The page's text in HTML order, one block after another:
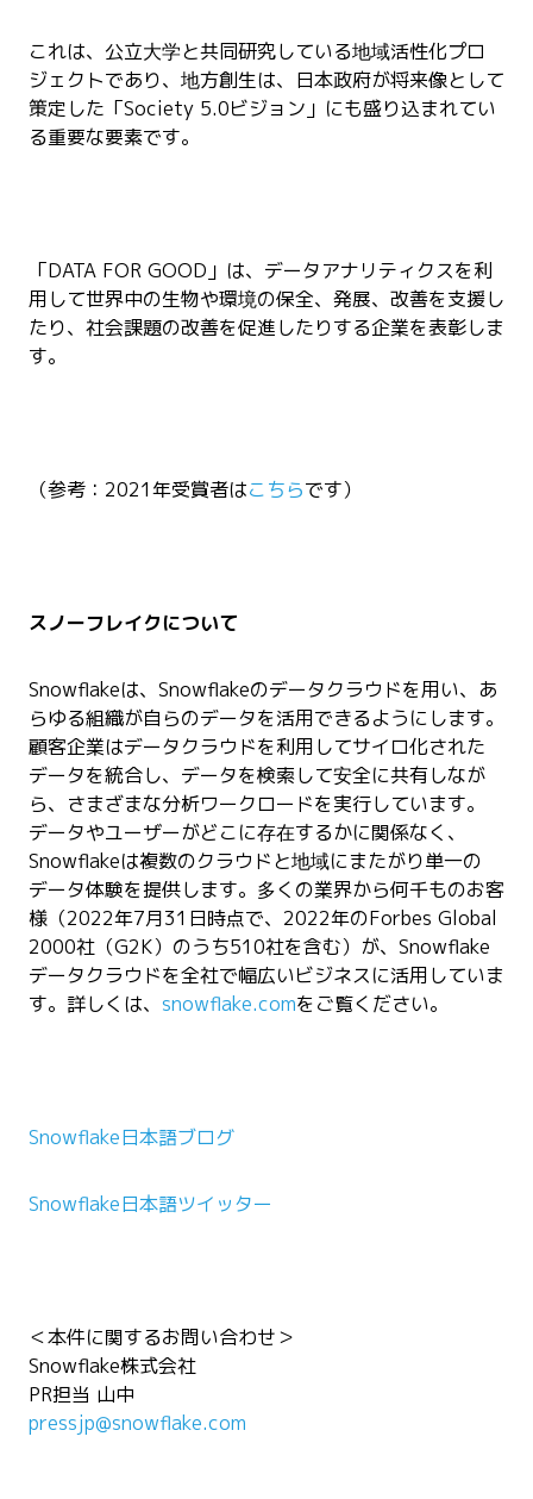
これは、公立大学と共同研究している地域活性化プロ
ジェクトであり、地方創生は、日本政府が将来像として
策定した「Society 5.0ビジョン」にも盛り込まれてい
る重要な要素です。
「DATA FOR GOOD」は、データアナリティクスを利
用して世界中の生物や環境の保全、発展、改善を支援し
たり、社会課題の改善を促進したりする企業を表彰しま
す。
（参考：2021年受賞者はこちらです）
スノーフレイクについて
Snowflakeは、Snowflakeのデータクラウドを用い、あ
らゆる組織が自らのデータを活用できるようにします。
顧客企業はデータクラウドを利用してサイロ化された
データを統合し、データを検索して安全に共有しなが
ら、さまざまな分析ワークロードを実行しています。
データやユーザーがどこに存在するかに関係なく、
Snowflakeは複数のクラウドと地域にまたがり単一の
データ体験を提供します。多くの業界から何千ものお客
様（2022年7月31日時点で、2022年のForbes Global
2000社（G2K）のうち510社を含む）が、Snowflake
データクラウドを全社で幅広いビジネスに活用していま
す。詳しくは、 snowflake.comをご覧ください。
Snowflake日本語ブログ
Snowflake日本語ツイッター
＜本件に関するお問い合わせ＞
Snowflake株式会社
PR担当 山中
pressjp@snowflake.com